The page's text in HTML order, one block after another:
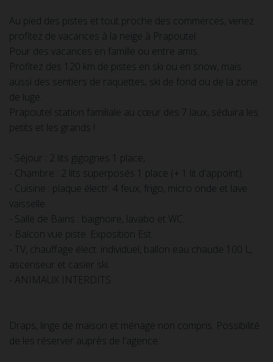
Au pied des pistes et tout proche des commerces, venez
profitez de vacances à la neige à Prapoutel
Pour des vacances en famille ou entre amis.
Profitez des 120 km de pistes en ski ou en snow, mais
aussi des sentiers de raquettes, ski de fond ou de la zone
de luge.
Prapoutel station familiale au cœur des 7 laux, séduira les
petits et les grands !
- Séjour : 2 lits gigognes 1 place,
- Chambre : 2 lits superposés 1 place (+ 1 lit d'appoint).
- Cuisine : plaque électr. 4 feux, frigo, micro onde et lave
vaisselle.
- Salle de Bains : baignoire, lavabo et WC.
- Balcon vue piste. Exposition Est.
- TV, chauffage élect. individuel, ballon eau chaude 100 L,
ascenseur et casier ski.
- ANIMAUX INTERDITS
Draps, linge de maison et ménage non compris. Possibilité
de les réserver auprès de l'agence.